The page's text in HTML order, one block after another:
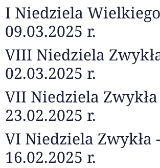
I Niedziela
09.03.2025 r.
VIII Niedziela
02.03.2025 r.
VII Niedziela
23.02.2025 r.
VI Niedziela Zwykła -
16.02.2025 r.